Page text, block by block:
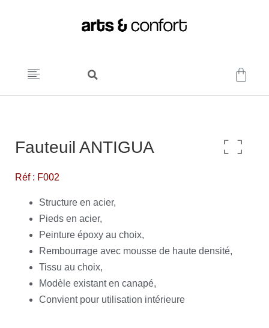
Fauteuil ANTIGUA
Réf : F002
Structure en acier,
Pieds en acier,
Peinture époxy au choix,
Rembourrage avec mousse de haute densité,
Tissu au choix,
Modèle existant en canapé,
Convient pour utilisation intérieure